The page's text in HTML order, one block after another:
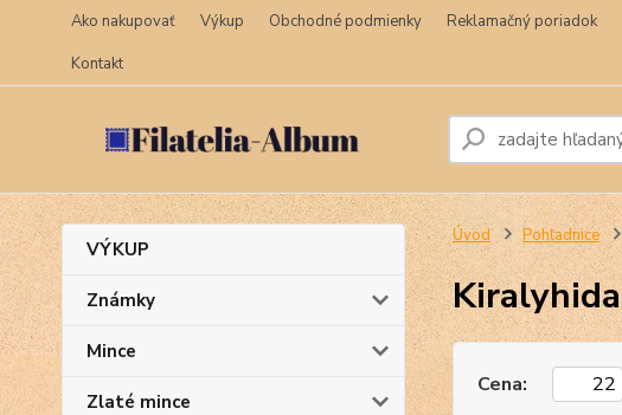
Ako nakupovať Výkup Obchodné podmienky Reklamačný poriadok
Kontakt
VÝKUP
Známky
Mince
Zlaté mince
Úvod Pohľadnice
Kiralyhida
Cena: